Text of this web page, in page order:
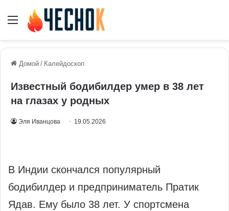
Меню
Домой / Калейдоскоп
Известный бодибилдер умер в 38 лет
на глазах у родных
Эля Иванцова 19.05.2026
В Индии скончался популярный
бодибилдер и предприниматель Пратик
Ядав. Ему было 38 лет. У спортсмена